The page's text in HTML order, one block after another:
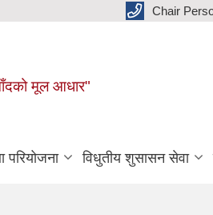
Chair
मूल आधार"
परियोजना विधुतीय शुसासन सेवा